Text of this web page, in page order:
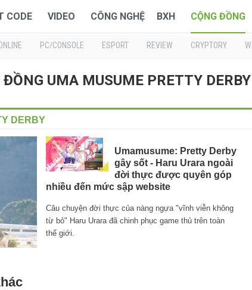
CODE VIDEO CÔNG NGHỆ BXH CỘNG ĐỒNG
PC/CONSOLE ESPORT REVIEW CRYPTORY
UMA MUSUME PRETTY DERBY
DERBY
Umamusume: Pretty Derby
gây sốt - Haru Urara ngoài
đời thực được quyên góp
nhiều đến mức sập website
Câu chuyện đời thực của nàng ngựa "vĩnh viễn không
từ bỏ" Haru Urara đã chinh phục game thủ trên toàn
thế giới.